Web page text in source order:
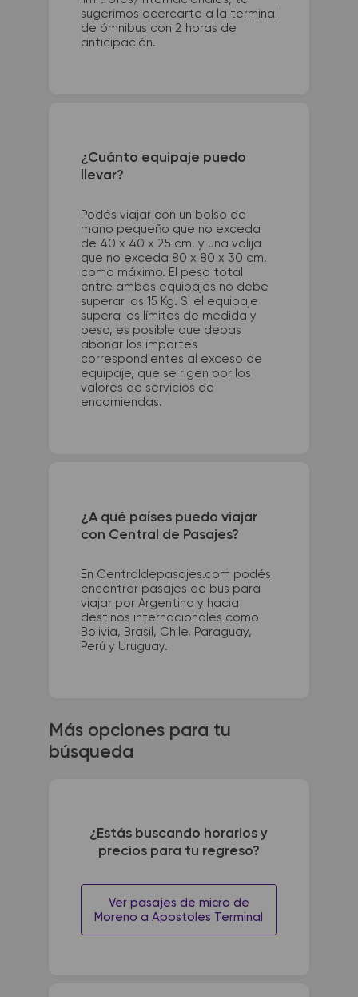
sugerimos acercarte a la terminal
de ómnibus con 2 horas de
anticipación.
¿Cuánto equipaje puedo
llevar?
Podés viajar con un bolso de
mano pequeño que no exceda
de 40 x 40 x 25 cm. y una valija
que no exceda 80 x 80 x 30 cm.
como máximo. El peso total
entre ambos equipajes no debe
superar los 15 Kg. Si el equipaje
supera los límites de medida y
peso, es posible que debas
abonar los importes
correspondientes al exceso de
equipaje, que se rigen por los
valores de servicios de
encomiendas.
¿A qué países puedo viajar
con Central de Pasajes?
En Centraldepasajes.com podés
encontrar pasajes de bus para
viajar por Argentina y hacia
destinos internacionales como
Bolivia, Brasil, Chile, Paraguay,
Perú y Uruguay.
Más opciones para tu
búsqueda
¿Estás buscando horarios y
precios para tu regreso?
Ver pasajes de micro de
Moreno a Apostoles Terminal